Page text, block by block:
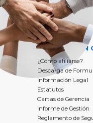
INFORMACIÓN
¿Cómo afiliarse?
Descarga de
Información Legal
Estatutos
Cartas de Gerencia
Informe de Gestión
Reglamento de